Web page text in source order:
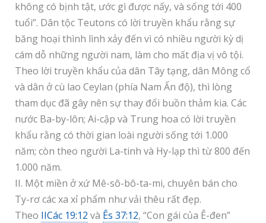
không có bịnh tật, ước gì được nấy, và sống tới 400
tuổi”. Dân tộc Teutons có lời truyền khẩu rằng sự
băng hoại thình lình xảy đến vì có nhiều người kỳ dị
cám dỗ những người nam, làm cho mất địa vị vô tội.
Theo lời truyền khẩu của dân Tây tạng, dân Mông cổ
và dân ở cù lao Ceylan (phía Nam Ấn độ), thì lòng
tham dục đã gây nên sự thay đổi buồn thảm kia. Các
nước Ba-by-lôn; Ai-cập và Trung hoa có lời truyền
khẩu rằng có thời gian loài người sống tới 1.000
năm; còn theo người La-tinh và Hy-lạp thì từ 800 đến
1.000 năm.
II. Một miền ở xứ Mê-sô-bô-ta-mi, chuyên bán cho
Ty-rơ các xa xỉ phẩm như vải thêu rất đẹp.
Theo IICác 19:12 và Ês 37:12, “Con gái của Ê-đen”